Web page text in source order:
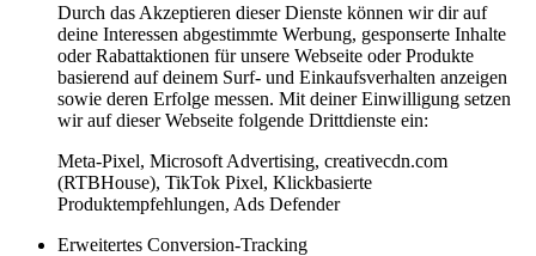
Durch das Akzeptieren dieser Dienste können wir dir auf
deine Interessen abgestimmte Werbung, gesponserte Inhalte
oder Rabattaktionen für unsere Webseite oder Produkte
basierend auf deinem Surf- und Einkaufsverhalten anzeigen
sowie deren Erfolge messen. Mit deiner Einwilligung setzen
wir auf dieser Webseite folgende Drittdienste ein:
Meta-Pixel, Microsoft Advertising, creativecdn.com
(RTBHouse), TikTok Pixel, Klickbasierte
Produktempfehlungen, Ads Defender
Erweitertes Conversion-Tracking